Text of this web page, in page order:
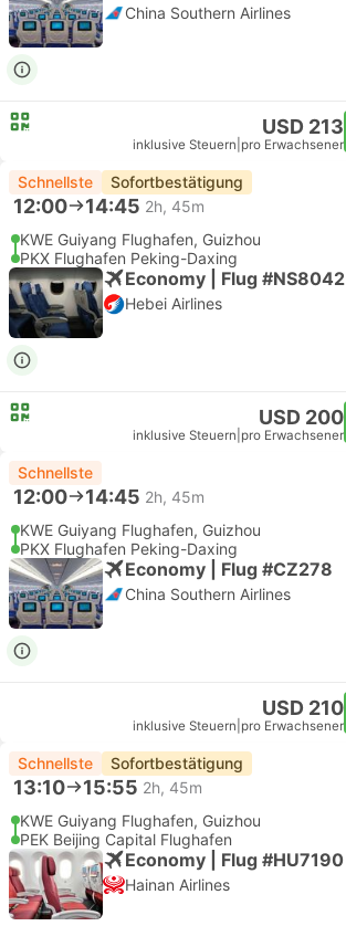
China Southern Airlines
USD 213
inklusive Steuern pro Erwachsener
Schnellste Sofortbestätigung
12:00 14:45 2h, 45m
KWE Guiyang Flughafen, Guizhou
PKX Flughafen Peking-Daxing
Economy | Flug #NS8042
Hebei Airlines
USD 200
inklusive Steuern pro Erwachsener
Schnellste
12:00 14:45 2h, 45m
KWE Guiyang Flughafen, Guizhou
PKX Flughafen Peking-Daxing
Economy | Flug #CZ278
China Southern Airlines
USD 210
inklusive Steuern pro Erwachsener
Schnellste Sofortbestätigung
13:10 15:55 2h, 45m
KWE Guiyang Flughafen, Guizhou
PEK Beijing Capital Flughafen
Economy | Flug #HU7190
Hainan Airlines